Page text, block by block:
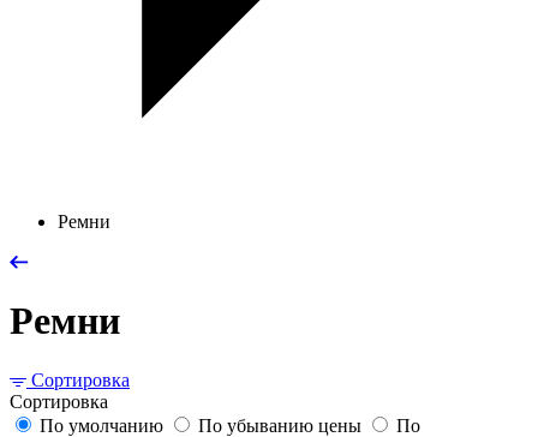
Ремни
Ремни
Сортировка
Сортировка
По умолчанию
По убыванию цены
По